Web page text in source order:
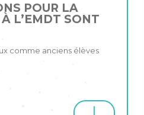
POUR LA
L’EMDT SONT
comme anciens élèves